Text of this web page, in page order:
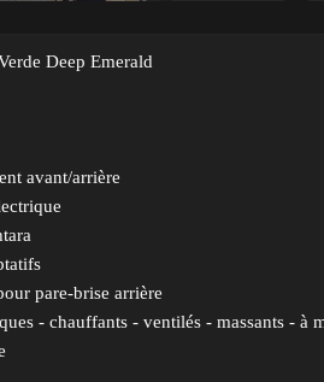
Deep Emerald
avant/arrière
pare-brise arrière
- chauffants - ventilés - massants - à